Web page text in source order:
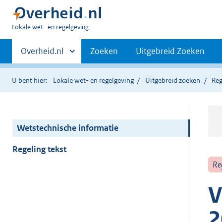
U
hier:
Lokale wet- en regelgeving
Primaire
navigatie
Andere
sites
binnen
Overheid.nl Zoeken Uitgebreid Zoeken
U bent hier: Lokale wet- en regelgeving Uitgebreid zoeken
Wetstechnische informatie
Regeling tekst